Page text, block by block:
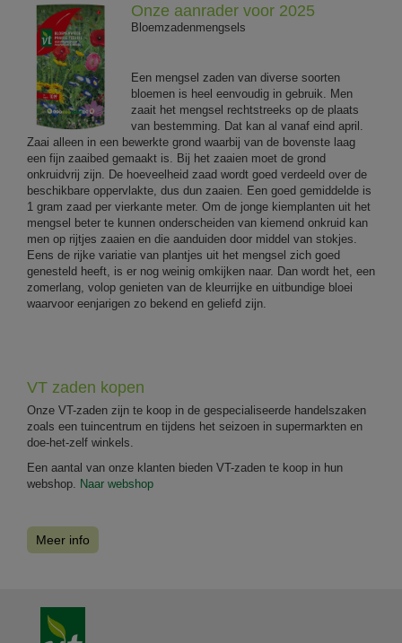
Onze aanrader voor 2025
Bloemzadenmengsels
Een mengsel zaden van diverse soorten
bloemen is heel eenvoudig in gebruik. Men
zaait het mengsel rechtstreeks op de plaats
van bestemming. Dat kan al vanaf eind april.
Zaai alleen in een bewerkte grond waarbij van de bovenste laag
een fijn zaaibed gemaakt is. Bij het zaaien moet de grond
onkruidvrij zijn. De hoeveelheid zaad wordt goed verdeeld over de
beschikbare oppervlakte, dus dun zaaien. Een goed gemiddelde is
1 gram zaad per vierkante meter. Om de jonge kiemplanten uit het
mengsel beter te kunnen onderscheiden van kiemend onkruid kan
men op rijtjes zaaien en die aanduiden door middel van stokjes.
Eens de rijke variatie van plantjes uit het mengsel zich goed
genesteld heeft, is er nog weinig omkijken naar. Dan wordt het, een
zomerlang, volop genieten van de kleurrijke en uitbundige bloei
waarvoor eenjarigen zo bekend en geliefd zijn.
VT zaden kopen
Onze VT-zaden zijn te koop in de gespecialiseerde handelszaken
zoals een tuincentrum en tijdens het seizoen in supermarkten en
doe-het-zelf winkels.
Een aantal van onze klanten bieden VT-zaden te koop in hun
webshop.
Naar webshop
Meer info